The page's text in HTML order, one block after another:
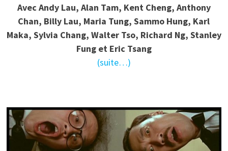
Avec Andy Lau, Alan Tam, Kent Cheng, Anthony
Chan, Billy Lau, Maria Tung, Sammo Hung, Karl
Maka, Sylvia Chang, Walter Tso, Richard Ng, Stanley
Fung et Eric Tsang
(suite…)